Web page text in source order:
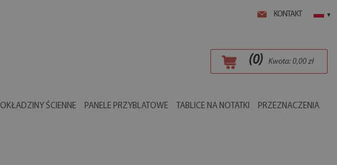
KONTAKT ▾
(0) Kwota: 0,00zł
OKŁADZINY ŚCIENNE PANELE PRZYBLATOWE TABLICE NA NOTATKI PRZEZNACZENIA